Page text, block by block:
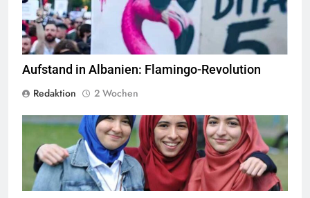
Aufstand in Albanien: Flamingo-Revolution
Redaktion
2 Wochen
Das Kopftuchverbot hat nur den Zweck Muslime zu stigmatisieren,
Quelle©CC-BY-2.0